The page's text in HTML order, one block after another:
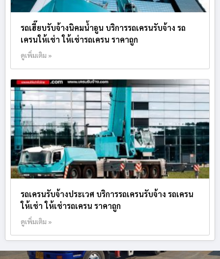
รถเฮี๊ยบรับจ้างนิคมน้ำอูน บริการรถเครนรับจ้าง รถ
เครนให้เช่า ให้เช่ารถเครน ราคาถูก
ดูเพิ่มเติม »
รถเครนรับจ้างประเวศ บริการรถเครนรับจ้าง รถเครน
ให้เช่า ให้เช่ารถเครน ราคาถูก
ดูเพิ่มเติม »